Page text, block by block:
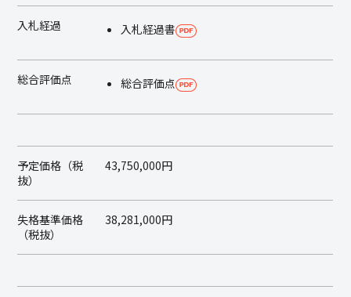
入札経過 入札経過書
総合評価点 総合評価点
予定価格（税
抜）
43,750,000円
失格基準価格
（税抜）
38,281,000円